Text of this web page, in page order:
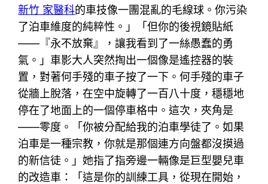
新竹 家醫科的車技像一團混亂的毛線球。你污染
了泊車維度的純粹性。」「但你的後視鏡貼紙
——『永不放棄』，讓我看到了一絲愚蠢的勇
氣。」車影大人突然掏出一個像是遙控器的裝
置，對著何手殘的車子按了一下。何手殘的車子
從牆上脫落，在空中旋轉了一百八十度，穩穩地
停在了地面上的一個停車格中。這次，夾角是
——零度。「你被分配給我的泊車學徒了。如果
泊車是一種宗教，你就是那個連方向盤都沒摸過
的新信徒。」她指了指旁邊一輛像是巨型嬰兒車
的改造車：「這是你的訓練工具，從現在開始，